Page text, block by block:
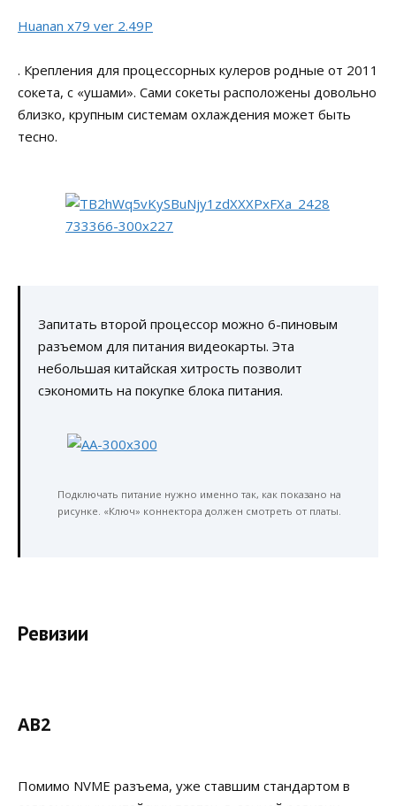
Huanan x79 ver 2.49P
. Крепления для процессорных кулеров родные от 2011
сокета, с «ушами». Сами сокеты расположены довольно
близко, крупным системам охлаждения может быть
тесно.
Запитать второй процессор можно 6-пиновым
разъемом для питания видеокарты. Эта
небольшая китайская хитрость позволит
сэкономить на покупке блока питания.
Подключать питание нужно именно так, как показано на
рисунке. «Ключ» коннектора должен смотреть от платы.
Ревизии
AB2
Помимо NVME разъема, уже ставшим стандартом в